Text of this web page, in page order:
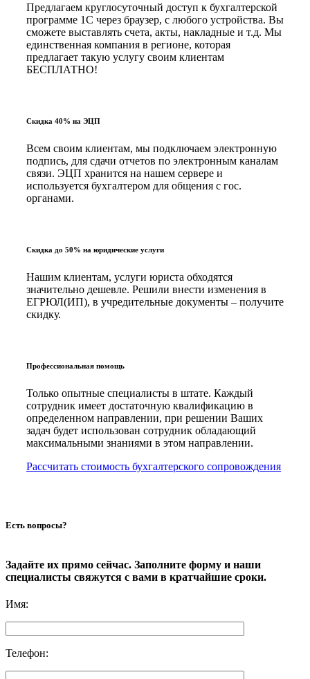
Предлагаем круглосуточный доступ к бухгалтерской
программе 1С через браузер, с любого устройства. Вы
сможете выставлять счета, акты, накладные и т.д. Мы
единственная компания в регионе, которая
предлагает такую услугу своим клиентам
БЕСПЛАТНО!
Скидка 40% на ЭЦП
Всем своим клиентам, мы подключаем электронную
подпись, для сдачи отчетов по электронным каналам
связи. ЭЦП хранится на нашем сервере и
используется бухгалтером для общения с гос.
органами.
Скидка до 50% на юридические услуги
Нашим клиентам, услуги юриста обходятся
значительно дешевле. Решили внести изменения в
ЕГРЮЛ(ИП), в учредительные документы – получите
скидку.
Профессиональная помощь
Только опытные специалисты в штате. Каждый
сотрудник имеет достаточную квалификацию в
определенном направлении, при решении Ваших
задач будет использован сотрудник обладающий
максимальными знаниями в этом направлении.
Рассчитать стоимость бухгалтерского сопровождения
Есть вопросы?
Задайте их прямо сейчас. Заполните форму и наши
специалисты свяжутся с вами в кратчайшие сроки.
Имя:
Телефон: